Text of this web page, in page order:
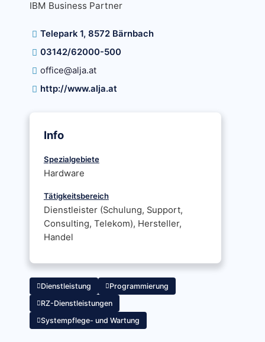
IBM Business Partner
Telepark 1, 8572 Bärnbach
03142/62000-500
office@alja.at
http://www.alja.at
Info
Spezialgebiete
Hardware
Tätigkeitsbereich
Dienstleister (Schulung, Support,
Consulting, Telekom), Hersteller,
Handel
Dienstleistung
Programmierung
RZ-Dienstleistungen
Systempflege- und Wartung